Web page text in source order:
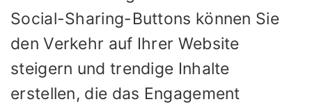
Social-Sharing-Buttons können Sie
den Verkehr auf Ihrer Website
steigern und trendige Inhalte
erstellen, die das Engagement